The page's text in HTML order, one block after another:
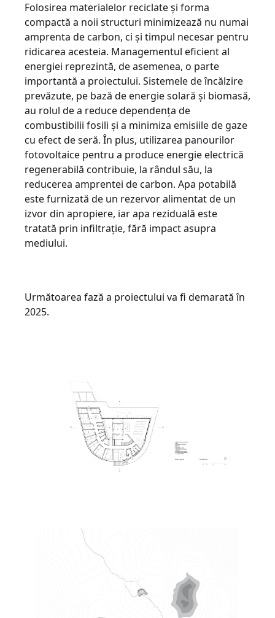
Folosirea materialelor reciclate și forma
compactă a noii structuri minimizează nu numai
amprenta de carbon, ci și timpul necesar pentru
ridicarea acesteia. Managementul eficient al
energiei reprezintă, de asemenea, o parte
importantă a proiectului. Sistemele de încălzire
prevăzute, pe bază de energie solară și biomasă,
au rolul de a reduce dependența de
combustibilii fosili și a minimiza emisiile de gaze
cu efect de seră. În plus, utilizarea panourilor
fotovoltaice pentru a produce energie electrică
regenerabilă contribuie, la rândul său, la
reducerea amprentei de carbon. Apa potabilă
este furnizată de un rezervor alimentat de un
izvor din apropiere, iar apa reziduală este
tratată prin infiltrație, fără impact asupra
mediului.
Următoarea fază a proiectului va fi demarată în
2025.